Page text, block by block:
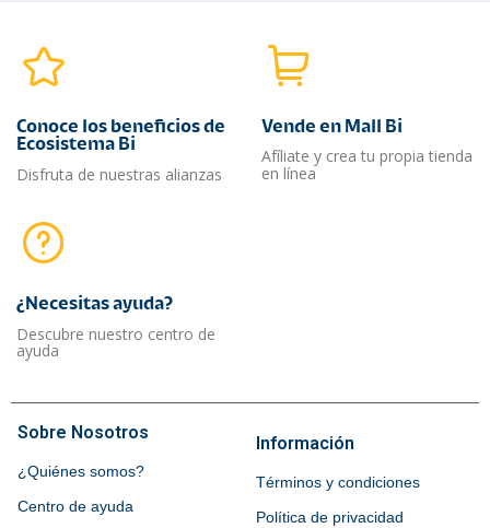
Conoce los beneficios de
Ecosistema Bi
Disfruta de nuestras alianzas
Vende en Mall Bi
Afíliate y crea tu propia tienda
en línea
¿Necesitas ayuda?​
Descubre nuestro centro de
ayuda
Sobre Nosotros
¿Quiénes somos?
Centro de ayuda
Información
Términos y condiciones
Política de privacidad